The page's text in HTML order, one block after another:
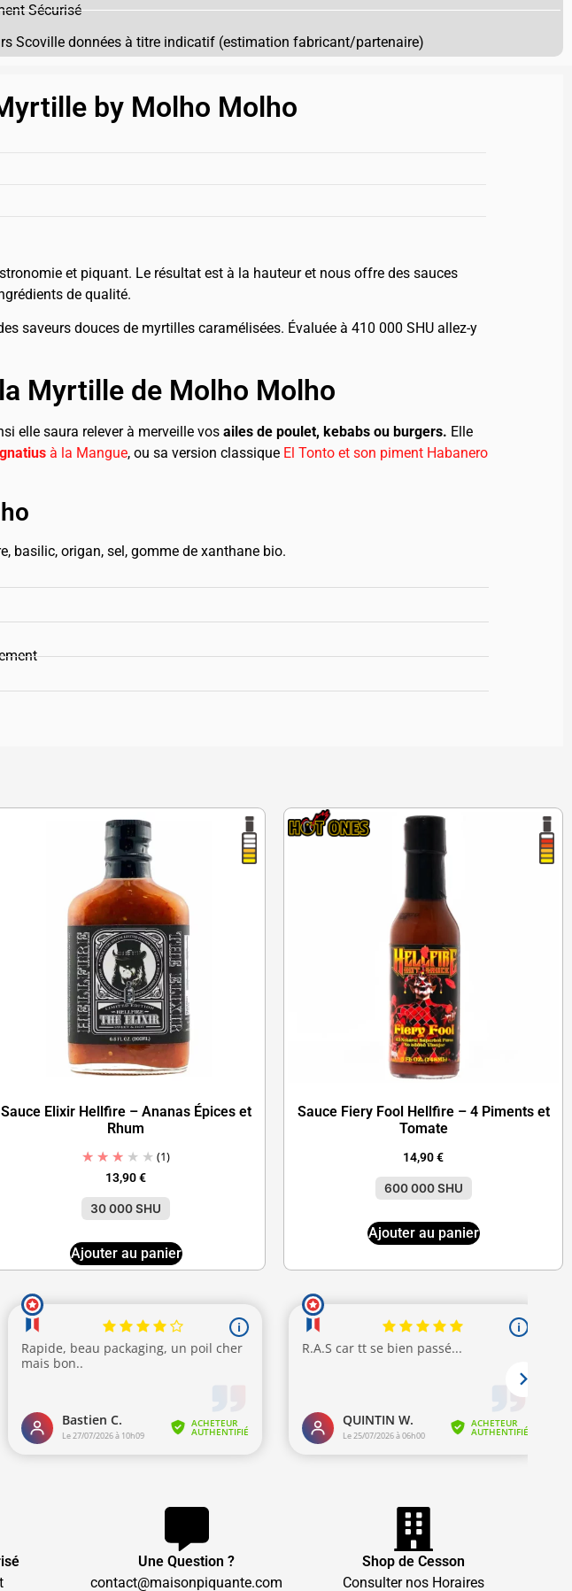
Sécurisé
Scoville données à titre indicatif (estimation fabricant/partenaire)
by Molho Molho
et piquant. Le résultat est à la hauteur et nous offre des sauces
de qualité.
saveurs douces de myrtilles caramélisées. Évaluée à 410 000 SHU allez-y
Myrtille de Molho Molho
elle saura relever à merveille vos ailes de poulet, kebabs ou burgers. Elle
à la Mangue, ou sa version classique El Tonto et son piment Habanero
basilic, origan, sel, gomme de xanthane bio.
Sauce Elixir Hellfire – Ananas Épices et
Rhum
(1)
13,90€
30 000 SHU
Ajouter au panier
Sauce Fiery Fool Hellfire – 4 Piments et
Tomate
14,90€
600 000 SHU
Ajouter au panier
Une Question ?
contact@maisonpiquante.com
Shop de Cesson
Consulter nos Horaires